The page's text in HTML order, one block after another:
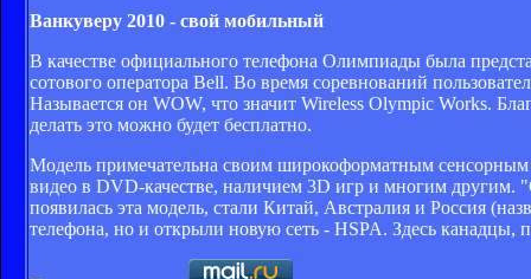
Ванкуверу 2010 - свой мобильный
В качестве официального телефона Олимпиады была
сотового оператора Bell. Во время соревнований
Называется он WOW, что значит Wireless Olympic Works.
делать это можно будет бесплатно.
Модель примечательна своим широкоформатным
видео в DVD-качестве, наличием 3D игр и многим
появилась эта модель, стали Китай, Австралия и Россия
телефона, но и открыли новую сеть - HSPA. Здесь